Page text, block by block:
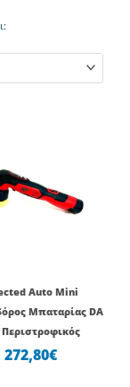
Auto Mini
Μπαταρίας DA
272,80€